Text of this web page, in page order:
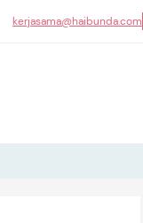
kerjasama@haibunda.com